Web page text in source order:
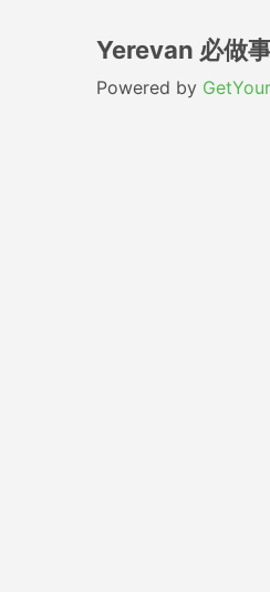
Yerevan 必做
Powered by